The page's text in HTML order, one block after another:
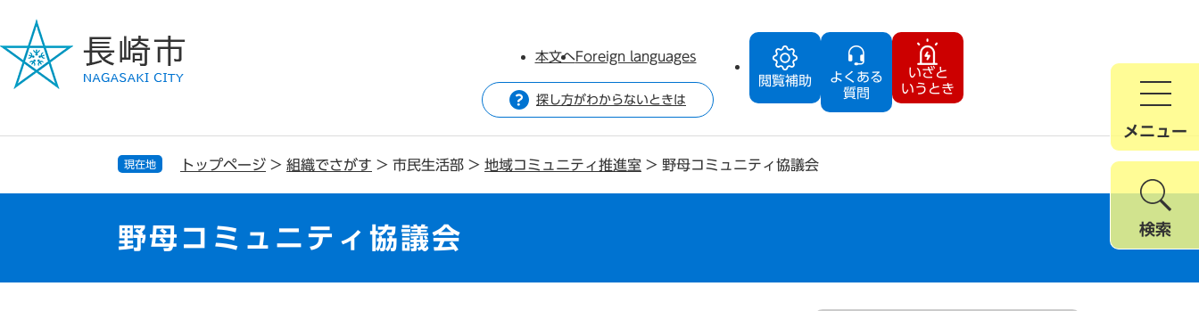
ジ
で
ュ
ば
閲覧補助
よくある
質問
いざと
いうとき
本文へForeign languages
探し方がわからないときは
メニュー
検索
現在地 トップページ > 組織でさがす > 市民生活部 > 地域コミュニティ推進室 > 野母コミュニティ協議会
野母コミュニティ協議会